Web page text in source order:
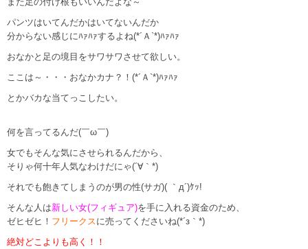
パンツはいてんだかはいてないんだか
分からない感じにﾊｧﾊｧするよね(*´Ａ`*)ﾊｧﾊｧ
おなかと足の境目をサワサワさせて欲しい。
ここは～・・・おなかカナ？！(*´Ａ`*)ﾊｧﾊｧ
とかバカな当てっこしたい。
何を言ってるんだ(￣ω￣)
女でもそんな気にさせられるんだから、
そりゃ何十年人気なわけだにゃ(´∀｀*)
それでも飽きてしまうのが男の性(サガ)( ｀д´)ｹｯ!
そんな人は新しい女(フィギュア)を手に入れる資金のため、
ゼヒゼヒ！ フリークス に売ってくださいね(*´з｀*)
絶対どこよりも高く！！